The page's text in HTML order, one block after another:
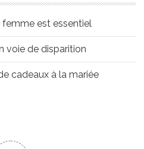
est essentiel
voie de disparition
cadeaux à la mariée